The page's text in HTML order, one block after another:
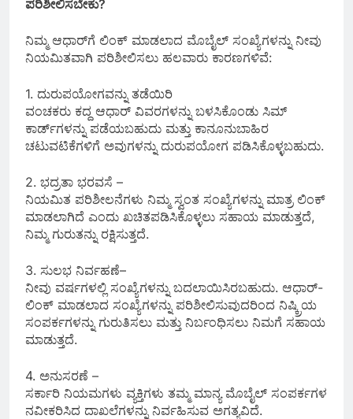
ಪರಿಶೀಲಿಸಬೇಕು?
ನಿಮ್ಮ ಆಧಾರ್‌ಗೆ ಲಿಂಕ್ ಮಾಡಲಾದ ಮೊಬೈಲ್ ಸಂಖ್ಯೆಗಳನ್ನು ನೀವು
ನಿಯಮಿತವಾಗಿ ಪರಿಶೀಲಿಸಲು ಹಲವಾರು ಕಾರಣಗಳಿವೆ:
1. ದುರುಪಯೋಗವನ್ನು ತಡೆಯಿರಿ
ವಂಚಕರು ಕದ್ದ ಆಧಾರ್ ವಿವರಗಳನ್ನು ಬಳಸಿಕೊಂಡು ಸಿಮ್
ಕಾರ್ಡ್‌ಗಳನ್ನು ಪಡೆಯಬಹುದು ಮತ್ತು ಕಾನೂನುಬಾಹಿರ
ಚಟುವಟಿಕೆಗಳಿಗೆ ಅವುಗಳನ್ನು ದುರುಪಯೋಗ ಪಡಿಸಿಕೊಳ್ಳಬಹುದು.
2. ಭದ್ರತಾ ಭರವಸೆ –
ನಿಯಮಿತ ಪರಿಶೀಲನೆಗಳು ನಿಮ್ಮ ಸ್ವಂತ ಸಂಖ್ಯೆಗಳನ್ನು ಮಾತ್ರ ಲಿಂಕ್
ಮಾಡಲಾಗಿದೆ ಎಂದು ಖಚಿತಪಡಿಸಿಕೊಳ್ಳಲು ಸಹಾಯ ಮಾಡುತ್ತದೆ,
ನಿಮ್ಮ ಗುರುತನ್ನು ರಕ್ಷಿಸುತ್ತದೆ.
3. ಸುಲಭ ನಿರ್ವಹಣೆ–
ನೀವು ವರ್ಷಗಳಲ್ಲಿ ಸಂಖ್ಯೆಗಳನ್ನು ಬದಲಾಯಿಸಿರಬಹುದು. ಆಧಾರ್-
ಲಿಂಕ್ ಮಾಡಲಾದ ಸಂಖ್ಯೆಗಳನ್ನು ಪರಿಶೀಲಿಸುವುದರಿಂದ ನಿಷ್ಕ್ರಿಯ
ಸಂಪರ್ಕಗಳನ್ನು ಗುರುತಿಸಲು ಮತ್ತು ನಿರ್ಬಂಧಿಸಲು ನಿಮಗೆ ಸಹಾಯ
ಮಾಡುತ್ತದೆ.
4. ಅನುಸರಣೆ –
ಸರ್ಕಾರಿ ನಿಯಮಗಳು ವ್ಯಕ್ತಿಗಳು ತಮ್ಮ ಮಾನ್ಯ ಮೊಬೈಲ್ ಸಂಪರ್ಕಗಳ
ನವೀಕರಿಸಿದ ದಾಖಲೆಗಳನ್ನು ನಿರ್ವಹಿಸುವ ಅಗತ್ಯವಿದೆ.